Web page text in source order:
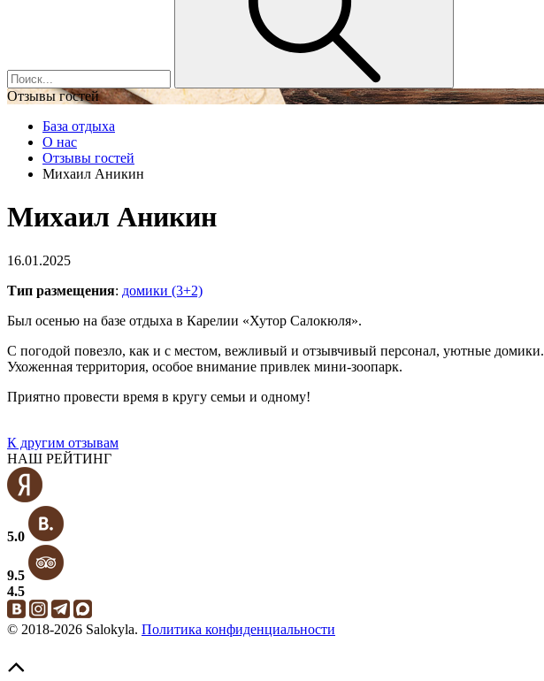
Отзывы гостей
База отдыха
О нас
Отзывы гостей
Михаил Аникин
Михаил Аникин
16.01.2025
Тип размещения: домики (3+2)
Был осенью на базе отдыха в Карелии «Хутор Салокюля».
С погодой повезло, как и с местом, вежливый и отзывчивый персонал, уютные домики.
Ухоженная территория, особое внимание привлек мини-зоопарк.
Приятно провести время в кругу семьи и одному!
К другим отзывам
НАШ РЕЙТИНГ
5.0
9.5
4.5
© 2018-2026 Salokyla. Политика конфиденциальности